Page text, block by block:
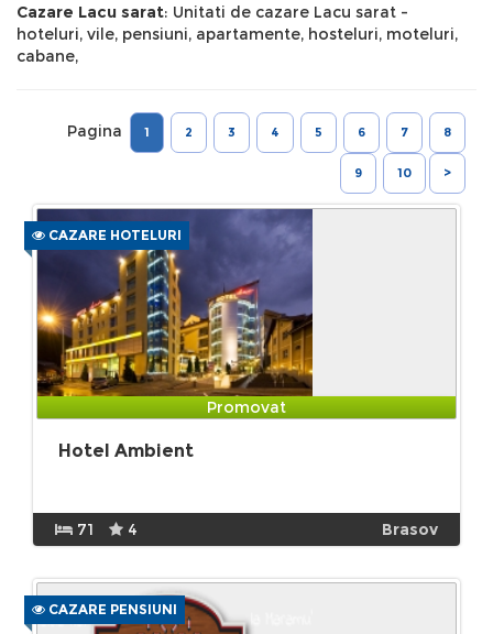
Cazare Lacu sarat: Unitati de cazare Lacu sarat -
hoteluri, vile, pensiuni, apartamente, hosteluri, moteluri,
cabane,
Pagina 1 2 3 4 5 6 7 8
9 10 >
CAZARE HOTELURI
Promovat
Hotel Ambient
71 4 Brasov
CAZARE PENSIUNI